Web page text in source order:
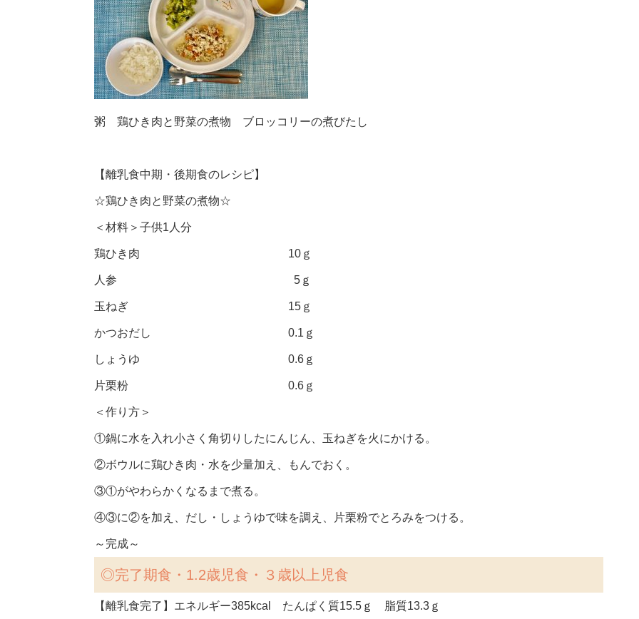
粥 鶏ひき肉と野菜の煮物 ブロッコリーの煮びたし
【離乳食中期・後期食のレシピ】
☆鶏ひき肉と野菜の煮物☆
＜材料＞子供1人分
鶏ひき肉 10ｇ
人参 5ｇ
玉ねぎ 15ｇ
かつおだし 0.1ｇ
しょうゆ 0.6ｇ
片栗粉 0.6ｇ
＜作り方＞
①鍋に水を入れ小さく角切りしたにんじん、玉ねぎを火にかける。
②ボウルに鶏ひき肉・水を少量加え、もんでおく。
③①がやわらかくなるまで煮る。
④③に②を加え、だし・しょうゆで味を調え、片栗粉でとろみをつける。
～完成～
◎完了期食・1.2歳児食・３歳以上児食
【離乳食完了】エネルギー385kcal たんぱく質15.5ｇ 脂質13.3ｇ